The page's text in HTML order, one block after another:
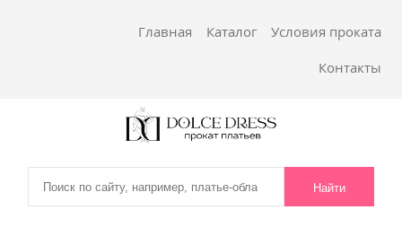
Главная Каталог
Условия проката
Контакты